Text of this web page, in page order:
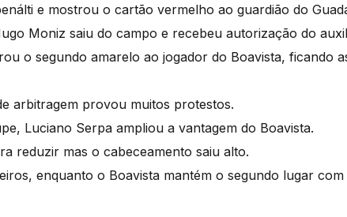
e mostrou o cartão vermelho ao guardião do
Moniz saiu do campo e recebeu autorização do
o segundo amarelo ao jogador do Boavista, ficando
arbitragem provou muitos protestos.
Luciano Serpa ampliou a vantagem do Boavista.
reduzir mas o cabeceamento saiu alto.
enquanto o Boavista mantém o segundo lugar com